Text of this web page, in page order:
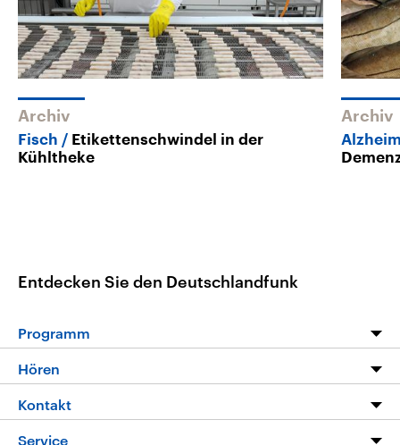
Archiv
Fisch
Etikettenschwindel in der
Kühltheke
Archiv
Entdecken Sie den Deutschlandfunk
Programm
Programm
Die Nachrichten
Hören
Livestream
Kontakt
Hörerservice
Service